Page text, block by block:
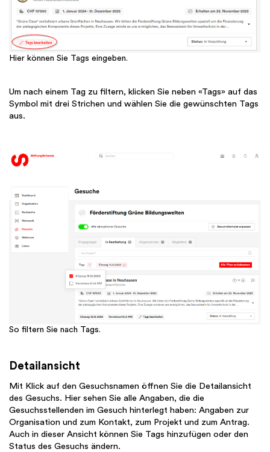
Hier können Sie Tags eingeben.
Um nach einem Tag zu filtern, klicken Sie neben «Tags» auf das
Symbol mit drei Strichen und wählen Sie die gewünschten Tags
aus.
So filtern Sie nach Tags.
Detailansicht
Mit Klick auf den Gesuchsnamen öffnen Sie die Detailansicht
des Gesuchs. Hier sehen Sie alle Angaben, die die
Gesuchsstellenden im Gesuch hinterlegt haben: Angaben zur
Organisation und zum Kontakt, zum Projekt und zum Antrag.
Auch in dieser Ansicht können Sie Tags hinzufügen oder den
Status des Gesuchs ändern.